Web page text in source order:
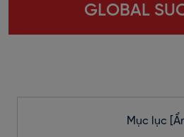
GLOBAL
Mục lục